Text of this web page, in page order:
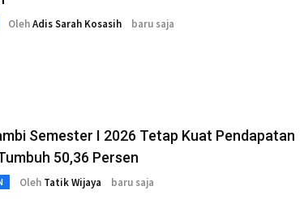
OlehAdis Sarah Kosasih baru saja
Semester I 2026 Tetap Kuat Pendapatan
50,36 Persen
Oleh Tatik Wijaya baru saja